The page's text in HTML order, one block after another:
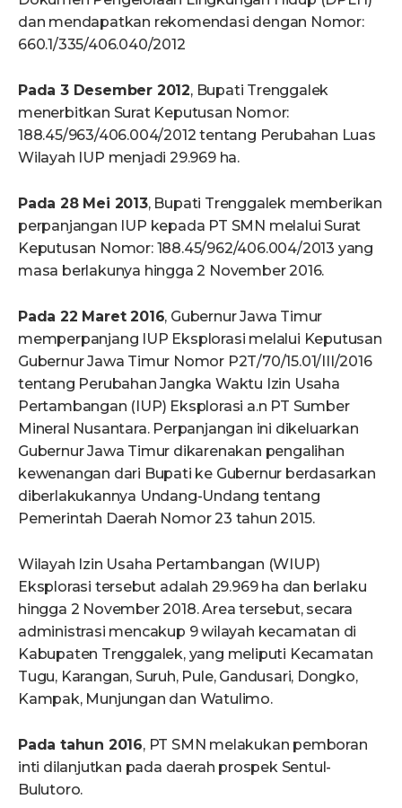
dan mendapatkan rekomendasi dengan Nomor:
660.1/335/406.040/2012
Pada 3 Desember 2012, Bupati Trenggalek
menerbitkan Surat Keputusan Nomor:
188.45/963/406.004/2012 tentang Perubahan Luas
Wilayah IUP menjadi 29.969 ha.
Pada 28 Mei 2013, Bupati Trenggalek memberikan
perpanjangan IUP kepada PT SMN melalui Surat
Keputusan Nomor: 188.45/962/406.004/2013 yang
masa berlakunya hingga 2 November 2016.
Pada 22 Maret 2016, Gubernur Jawa Timur
memperpanjang IUP Eksplorasi melalui Keputusan
Gubernur Jawa Timur Nomor P2T/70/15.01/III/2016
tentang Perubahan Jangka Waktu Izin Usaha
Pertambangan (IUP) Eksplorasi a.n PT Sumber
Mineral Nusantara. Perpanjangan ini dikeluarkan
Gubernur Jawa Timur dikarenakan pengalihan
kewenangan dari Bupati ke Gubernur berdasarkan
diberlakukannya Undang-Undang tentang
Pemerintah Daerah Nomor 23 tahun 2015.
Wilayah Izin Usaha Pertambangan (WIUP)
Eksplorasi tersebut adalah 29.969 ha dan berlaku
hingga 2 November 2018. Area tersebut, secara
administrasi mencakup 9 wilayah kecamatan di
Kabupaten Trenggalek, yang meliputi Kecamatan
Tugu, Karangan, Suruh, Pule, Gandusari, Dongko,
Kampak, Munjungan dan Watulimo.
Pada tahun 2016, PT SMN melakukan pemboran
inti dilanjutkan pada daerah prospek Sentul-
Bulutoro.